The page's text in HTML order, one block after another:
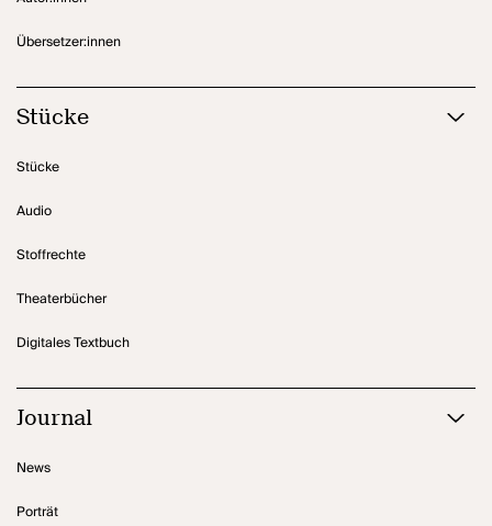
Übersetzer:innen
Stücke
Stücke
Audio
Stoffrechte
Theaterbücher
Digitales Textbuch
Journal
News
Porträt